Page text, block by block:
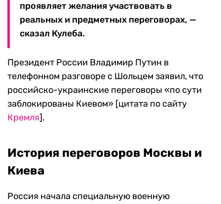
проявляет желания участвовать в
реальных и предметных переговорах, —
сказал Кулеба.
Президент России Владимир Путин в
телефонном разговоре с Шольцем заявил, что
российско-украинские переговоры «по сути
заблокированы Киевом» [цитата по сайту
Кремля].
История переговоров Москвы и
Киева
Россия начала специальную военную